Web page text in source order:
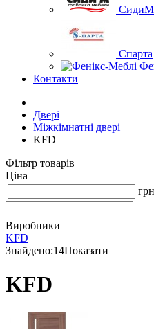
СидиМ
Спарта
Контакти
Двері
Міжкімнатні двері
KFD
Фільтр товарів
Ціна
Виробники
KFD
Знайдено:14Показати
KFD